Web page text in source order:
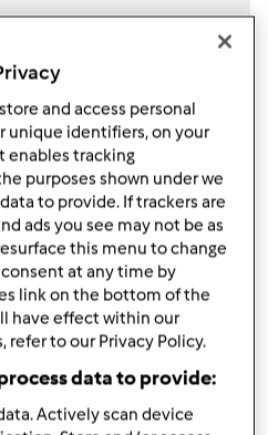
techila
27-12-2022
02-01-2025
alle mie raccolte
la ricetta
variante
and access personal
unique identifiers, on your
enables tracking
purposes shown under we
to provide. If trackers are
ads you see may not be as
this menu to change
at any time by
link on the bottom of the
have effect within our
refer to our Privacy Policy.
data to provide:
Actively scan device